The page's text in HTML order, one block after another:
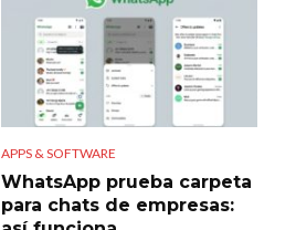
APPS & SOFTWARE
WhatsApp prueba carpeta
para chats de empresas: